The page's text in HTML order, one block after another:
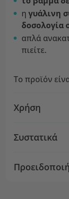
η γυάλινη
δοσολογία
απλά
πιείτε.
Το προϊόν
Χρήση
Συστατικά